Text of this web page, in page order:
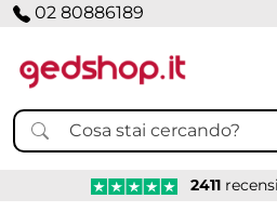
02 80886189
2411